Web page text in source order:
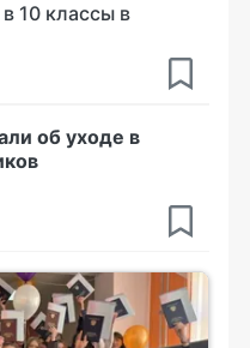
10 классы в
об уходе в